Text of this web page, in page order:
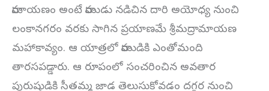
రామాయణం అంటే రాముడు నడిచిన దారి అయోధ్య నుంచి
లంకానగరం వరకు సాగిన ప్రయాణమే శ్రీమద్రామాయణ
మహాకావ్యం. ఆ యాత్రలో రాముడికి ఎంతోమంది
తారసపడ్డారు. ఆ రూపంలో సంచరించిన అవతార
పురుషుడికి సీతమ్మ జాడ తెలుసుకోవడం దగ్గర నుంచి